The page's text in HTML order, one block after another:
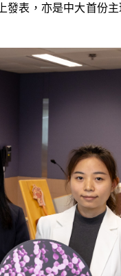
發表，亦是中大首份